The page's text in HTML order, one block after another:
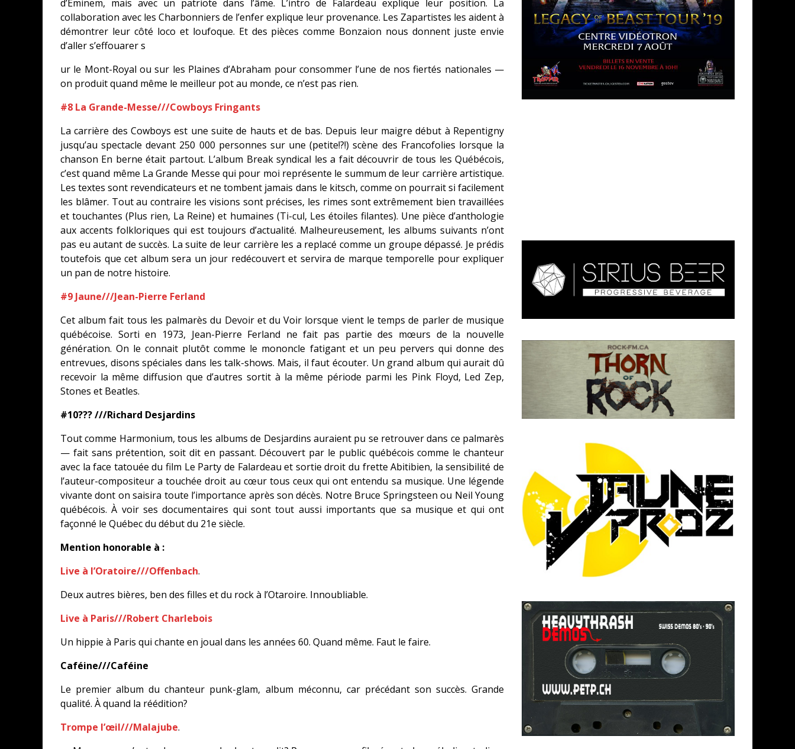
d’Eminem, mais avec un patriote dans l’âme. L’intro de Falardeau explique leur position. La
collaboration avec les Charbonniers de l’enfer explique leur provenance. Les Zapartistes les aident à
démontrer leur côté loco et loufoque. Et des pièces comme Bonzaion nous donnent juste envie
d’aller s’effouarer s
ur le Mont-Royal ou sur les Plaines d’Abraham pour consommer l’une de nos fiertés nationales —
on produit quand même le meilleur pot au monde, ce n’est pas rien.
#8 La Grande-Messe///Cowboys Fringants
La carrière des Cowboys est une suite de hauts et de bas. Depuis leur maigre début à Repentigny
jusqu’au spectacle devant 250 000 personnes sur une (petite!?!) scène des Francofolies lorsque la
chanson En berne était partout. L’album Break syndical les a fait découvrir de tous les Québécois,
c’est quand même La Grande Messe qui pour moi représente le summum de leur carrière artistique.
Les textes sont revendicateurs et ne tombent jamais dans le kitsch, comme on pourrait si facilement
les blâmer. Tout au contraire les visions sont précises, les rimes sont extrêmement bien travaillées
et touchantes (Plus rien, La Reine) et humaines (Ti-cul, Les étoiles filantes). Une pièce d’anthologie
aux accents folkloriques qui est toujours d’actualité. Malheureusement, les albums suivants n’ont
pas eu autant de succès. La suite de leur carrière les a replacé comme un groupe dépassé. Je prédis
toutefois que cet album sera un jour redécouvert et servira de marque temporelle pour expliquer
un pan de notre histoire.
#9 Jaune///Jean-Pierre Ferland
Cet album fait tous les palmarès du Devoir et du Voir lorsque vient le temps de parler de musique
québécoise. Sorti en 1973, Jean-Pierre Ferland ne fait pas partie des mœurs de la nouvelle
génération. On le connait plutôt comme le mononcle fatigant et un peu pervers qui donne des
entrevues, disons spéciales dans les talk-shows. Mais, il faut écouter. Un grand album qui aurait dû
recevoir la même diffusion que d’autres sortit à la même période parmi les Pink Floyd, Led Zep,
Stones et Beatles.
#10??? ///Richard Desjardins
Tout comme Harmonium, tous les albums de Desjardins auraient pu se retrouver dans ce palmarès
— fait sans prétention, soit dit en passant. Découvert par le public québécois comme le chanteur
avec la face tatouée du film Le Party de Falardeau et sortie droit du frette Abitibien, la sensibilité de
l’auteur-compositeur a touchée droit au cœur tous ceux qui ont entendu sa musique. Une légende
vivante dont on saisira toute l’importance après son décès. Notre Bruce Springsteen ou Neil Young
québécois. À voir ses documentaires qui sont tout aussi importants que sa musique et qui ont
façonné le Québec du début du 21e siècle.
Mention honorable à :
Live à l’Oratoire///Offenbach.
Deux autres bières, ben des filles et du rock à l’Otaroire. Innoubliable.
Live à Paris///Robert Charlebois
Un hippie à Paris qui chante en joual dans les années 60. Quand même. Faut le faire.
Caféine///Caféine
Le premier album du chanteur punk-glam, album méconnu, car précédant son succès. Grande
qualité. À quand la réédition?
Trompe l’œil///Malajube.